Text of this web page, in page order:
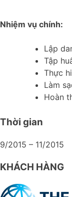
Nhiệm vụ chính:
Lập
Tập
Thực
Làm
Hoàn
Thời gian
9/2015 – 11/2015
KHÁCH HÀNG